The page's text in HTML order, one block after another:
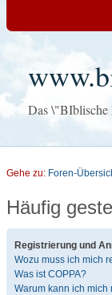
Das \"BIblische
Gehe zu: Foren-
Häufig
Registrierung und
Wozu muss ich mich
Was ist COPPA?
Warum kann ich mich